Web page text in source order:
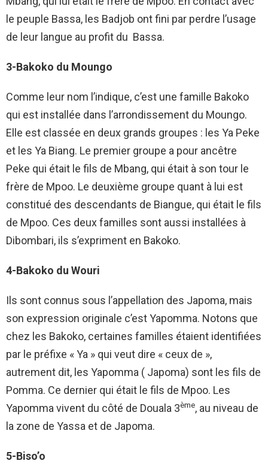
le peuple Bassa, les Badjob ont fini par perdre l’usage
de leur langue au profit du Bassa.
3-Bakoko du Moungo
Comme leur nom l’indique, c’est une famille Bakoko
qui est installée dans l’arrondissement du Moungo.
Elle est classée en deux grands groupes : les Ya Peke
et les Ya Biang. Le premier groupe a pour ancêtre
Peke qui était le fils de Mbang, qui était à son tour le
frère de Mpoo. Le deuxième groupe quant à lui est
constitué des descendants de Biangue, qui était le fils
de Mpoo. Ces deux familles sont aussi installées à
Dibombari, ils s’expriment en Bakoko.
4-Bakoko du Wouri
Ils sont connus sous l’appellation des Japoma, mais
son expression originale c’est Yapomma. Notons que
chez les Bakoko, certaines familles étaient identifiées
par le préfixe « Ya » qui veut dire « ceux de »,
autrement dit, les Yapomma ( Japoma) sont les fils de
Pomma. Ce dernier qui était le fils de Mpoo. Les
Yapomma vivent du côté de Douala 3ème, au niveau de
la zone de Yassa et de Japoma.
5-Biso’o